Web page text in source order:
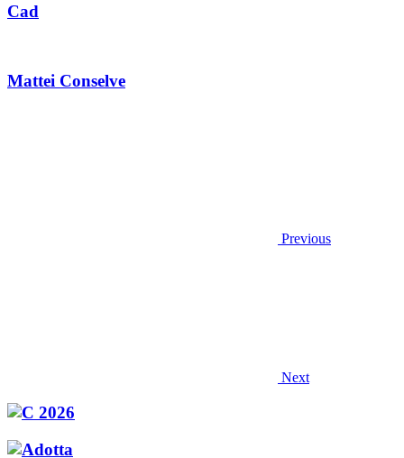
Cad
Mattei Conselve
Previous
Next